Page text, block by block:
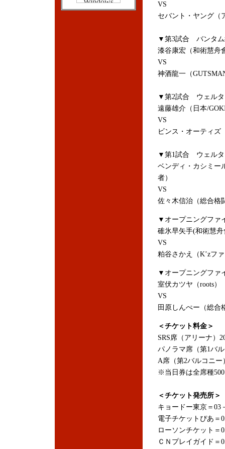
VS
セバント・ヤング（
▼第3試合 バンタ
漆谷康宏（和術慧舟
VS
神酒龍一（
▼第2試合 ウェル
遠藤雄介（日本/
VS
ビンス・オーティズ
▼第1試合 ウェル
ベンディ・カシミー
者）
VS
佐々木信治（総合格
▼オープニングフ
碓氷早矢手(和術慧舟
VS
粕谷さかえ（K’zフ
▼オープニングフ
室伏カツヤ（roots）
VS
田原しんぺー（総合
＜チケット料金＞
SRS席（アリーナ）
パノラマ席（第1バ
A席（第2バルコニ
※当日券は全席種
＜チケット発売所＞
キョードー東京＝03
電子チケットぴあ＝
ローソンチケット＝
ＣＮプレイガイド＝